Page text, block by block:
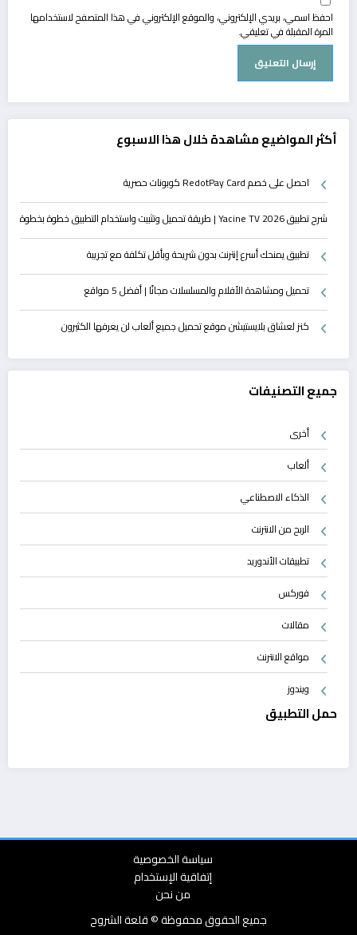
احفظ اسمي، بريدي الإلكتروني، والموقع الإلكتروني في هذا المتصفح لاستخدامها
المرة المقبلة في تعليقي.
أكثر المواضيع مشاهدة خلال هذا الاسبوع
احصل على خصم RedotPay Card كوبونات حصرية
شرح تطبيق Yacine TV 2026 | طريقة تحميل وتثبيت واستخدام التطبيق خطوة بخطوة
تطبيق يمنحك أسرع إنترنت بدون شريحة وبأقل تكلفة مع تجريبة
تحميل ومشاهدة الأفلام والمسلسلات مجانًا | أفضل 5 مواقع
كنز لعشاق بلايستيشن موقع تحميل جميع ألعاب لن يعرفها الكثيرون
جميع التصنيفات
أخرى
ألعاب
الذكاء الاصطناعي
الربح من الانترنت
تطبيقات الأندوريد
فوركس
مقالات
مواقع الانترنت
ويندوز
حمل التطبيق
سياسة الخصوصية
إتفاقية الإستخدام
من نحن
جميع الحقوق محفوظة © قلعة الشروح